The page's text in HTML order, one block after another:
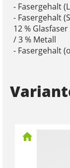
- Fasergehalt
- Fasergehalt
12 %
/ 3 % Metall
- Fasergehalt